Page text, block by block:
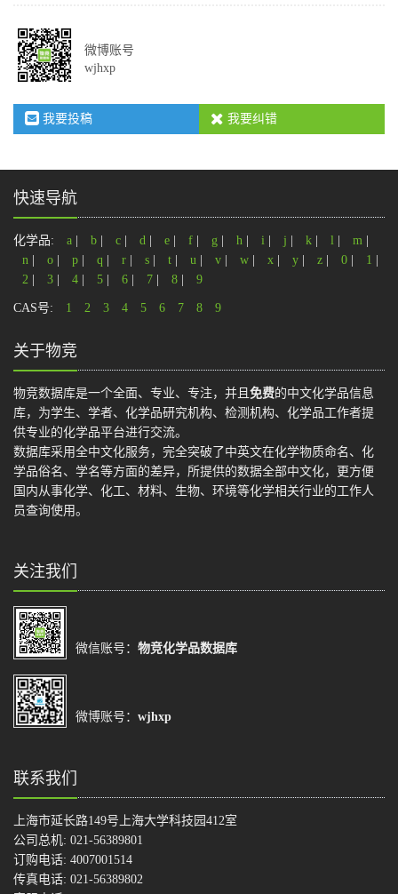
微博账号
wjhxp
我要投稿 我要纠错
快速导航
化学品: a b c d e f g h i j k l m
n
o p q r s t u v w x y z 0 1
2
3 4 5 6 7 8 9
CAS号: 1 2 3 4 5 6 7 8 9
关于物竞
物竞数据库是一个全面、专业、专注，并且 免费的中文化学品信息
库，为学生、学者、化学品研究机构、检测机构、化学品工作者提
供专业的化学品平台进行交流。
数据库采用全中文化服务，完全突破了中英文在化学物质命名、化
学品俗名、学名等方面的差异，所提供的数据全部中文化，更方便
国内从事化学、化工、材料、生物、环境等化学相关行业的工作人
员查询使用。
关注我们
微信账号： 物竞化学品数据库
微博账号： wjhxp
联系我们
上海市延长路149号上海大学科技园412室
公司总机: 021-56389801
订购电话: 4007001514
传真电话: 021-56389802